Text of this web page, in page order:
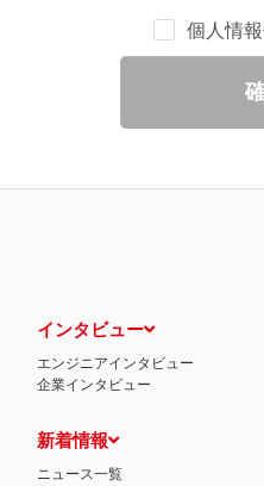
リックされている広告の情報（クリ
を除いて第三者に提供することはあり
わせ窓口について
相談窓口になります。
情の解決の申出先
目15番8号 グレイスビル泉岳寺前
2032
人情報の取得
提供するプログラムを利用し、特定
を行っております。 その際、ユー
りません）。
個人情
インタビュー
エンジニアインタビュー
企業インタビュー
新着情報
ニュース一覧